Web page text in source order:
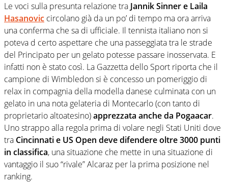
Le voci sulla presunta relazione tra Jannik Sinner e Laila
Hasanovic circolano già da un po’ di tempo ma ora arriva
una conferma che sa di ufficiale. Il tennista italiano non si
poteva d certo aspettare che una passeggiata tra le strade
del Principato per un gelato potesse passare inosservata. E
infatti non è stato così. La Gazzetta dello Sport riporta che il
campione di Wimbledon si è concesso un pomeriggio di
relax in compagnia della modella danese culminata con un
gelato in una nota gelateria di Montecarlo (con tanto di
proprietario altoatesino)apprezzata anche da Pogaacar.
Uno strappo alla regola prima di volare negli Stati Uniti dove
tra Cincinnati e US Open deve difendere oltre 3000 punti
in classifica, una situazione che mette in una situazione di
vantaggio il suo “rivale” Alcaraz per la prima posizione nel
ranking.